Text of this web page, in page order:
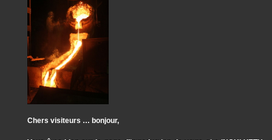
Chers visiteurs … bonjour,